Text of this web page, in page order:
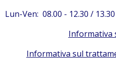
Lun-Ven: 08.00 - 12.30 /
Informativa
Informativa sul